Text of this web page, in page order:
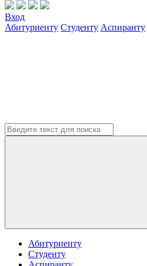
Вход
Абитуриенту Студенту Аспиранту
Абитуриенту
Студенту